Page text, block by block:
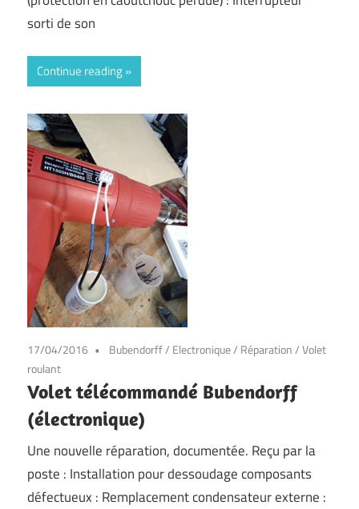
sorti de son
Continue reading
17/04/2016 Bubendorff/ Electronique/ Réparation/Volet
roulant
Volet télécommandé Bubendorff
(électronique)
Une nouvelle réparation, documentée. Reçu par la
poste : Installation pour dessoudage composants
défectueux : Remplacement condensateur externe :